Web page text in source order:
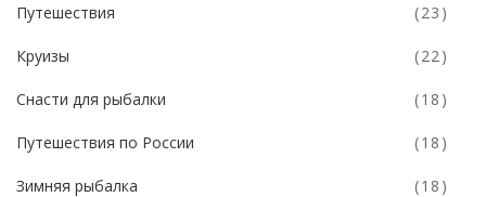
Путешествия (23)
Круизы (22)
Снасти для рыбалки (18)
Путешествия по России (18)
Зимняя рыбалка (18)